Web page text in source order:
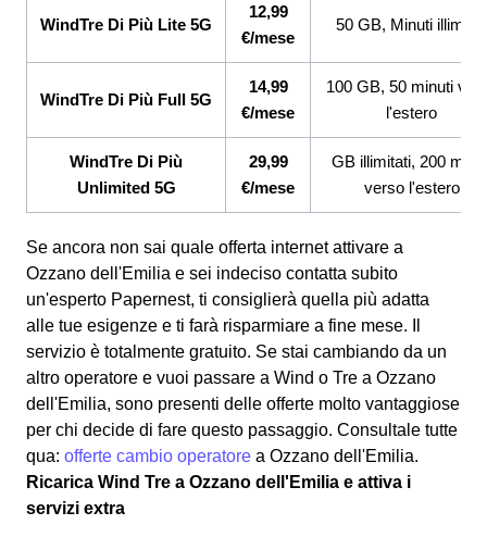
WindTre Di Più Lite 5G
12,99
€/mese
50 GB, Minuti illimitati
WindTre Di Più Full 5G
14,99
€/mese
100 GB, 50 minuti
l'estero
WindTre Di Più
Unlimited 5G
29,99
€/mese
GB illimitati, 200
verso l'estero
Se ancora non sai quale offerta internet attivare a
Ozzano dell'Emilia e sei indeciso contatta subito
un'esperto Papernest, ti consiglierà quella più adatta
alle tue esigenze e ti farà risparmiare a fine mese. Il
servizio è totalmente gratuito. Se stai cambiando da un
altro operatore e vuoi passare a Wind o Tre a Ozzano
dell'Emilia, sono presenti delle offerte molto vantaggiose
per chi decide di fare questo passaggio. Consultale tutte
qua: offerte cambio operatore a Ozzano dell'Emilia.
Ricarica Wind Tre a Ozzano dell'Emilia e attiva i
servizi extra